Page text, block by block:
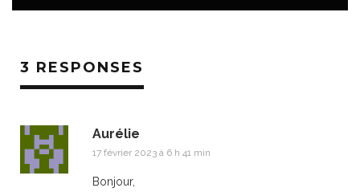
3 RESPONSES
Aurélie
17 février 2023 à 6 h 41 min
Bonjour,